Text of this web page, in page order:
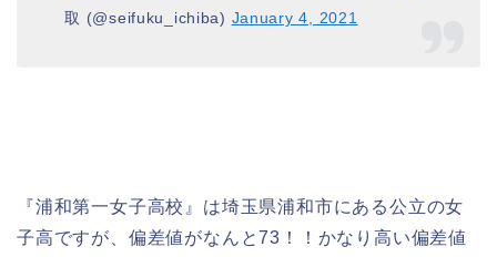
取 (@seifuku_ichiba) January 4, 2021
『浦和第一女子高校』は埼玉県浦和市にある公立の女
子高ですが、偏差値がなんと73！！かなり高い偏差値